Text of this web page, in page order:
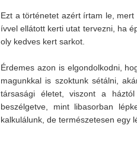
Ezt a történetet azért írtam le,
ívvel ellátott kerti utat tervezni, ha
oly kedves kert sarkot.
Érdemes azon is elgondolkodni,
magunkkal is szoktunk sétálni,
társasági életet, viszont a
beszélgetve, mint libasorban
kalkulálunk, de természetesen egy